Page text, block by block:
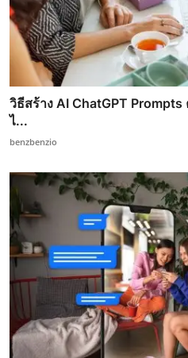
วิธีสร้าง AI ChatGPT
ไ...
benzbenzio